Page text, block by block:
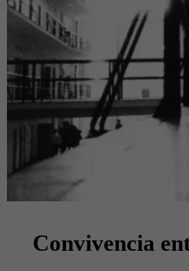
Convivencia